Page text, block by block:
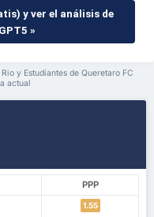
y ver el análisis de
»
y Estudiantes de Queretaro FC
actual
PPP
1.55